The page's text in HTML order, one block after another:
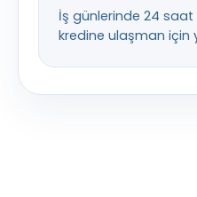
İş günlerinde 24
kredine ulaşman için